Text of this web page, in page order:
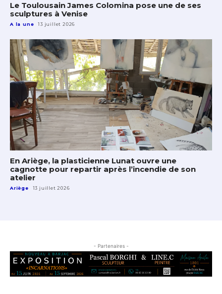
Le Toulousain James Colomina pose une de ses
sculptures à Venise
A la une 13 juillet 2026
En Ariège, la plasticienne Lunat ouvre une
cagnotte pour repartir après l’incendie de son
atelier
Ariège 13 juillet 2026
- Partenaires -